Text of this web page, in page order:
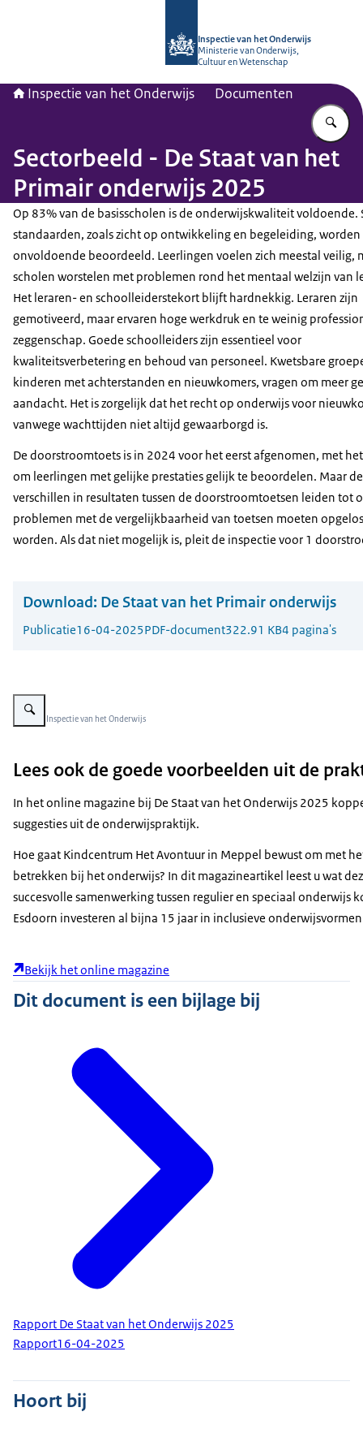
Inspectie van het Onderwijs
Ministerie van Onderwijs,
Cultuur en Wetenschap
Inspectie van het Onderwijs Documenten
Sectorbeeld - De Staat van het
Primair onderwijs 2025
Op 83% van de basisscholen is de onderwijskwaliteit voldoende.
standaarden, zoals zicht op ontwikkeling en begeleiding, worden
onvoldoende beoordeeld. Leerlingen voelen zich meestal veilig,
scholen worstelen met problemen rond het mentaal welzijn van
Het leraren- en schoolleiderstekort blijft hardnekkig. Leraren zijn
gemotiveerd, maar ervaren hoge werkdruk en te weinig
zeggenschap. Goede schoolleiders zijn essentieel voor
kwaliteitsverbetering en behoud van personeel. Kwetsbare
kinderen met achterstanden en nieuwkomers, vragen om meer
aandacht. Het is zorgelijk dat het recht op onderwijs voor
vanwege wachttijden niet altijd gewaarborgd is.
De doorstroomtoets is in 2024 voor het eerst afgenomen, met
om leerlingen met gelijke prestaties gelijk te beoordelen. Maar de
verschillen in resultaten tussen de doorstroomtoetsen leiden tot
problemen met de vergelijkbaarheid van toetsen moeten
worden. Als dat niet mogelijk is, pleit de inspectie voor 1
Download: De Staat van het Primair onderwijs
Publicatie16-04-2025PDF-document322.91 KB4 pagina's
Vergroot afbeelding Infographic primair onderwijs
Beeld: © Inspectie van het Onderwijs
Lees ook de goede voorbeelden uit de
In het online magazine bij De Staat van het Onderwijs 2025
suggesties uit de onderwijspraktijk.
Hoe gaat Kindcentrum Het Avontuur in Meppel bewust om met
betrekken bij het onderwijs? In dit magazineartikel leest u wat
succesvolle samenwerking tussen regulier en speciaal
Esdoorn investeren al bijna 15 jaar in inclusieve
Bekijk het online magazine
Dit document is een bijlage bij
Rapport De Staat van het Onderwijs 2025
Rapport16-04-2025
Hoort bij